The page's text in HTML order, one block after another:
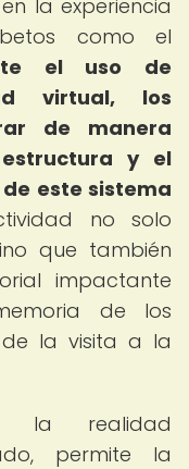
la experiencia
como el
el uso de
virtual, los
de manera
y el
este sistema
no solo
que también
impactante
de los
de la visita a la
la realidad
permite la